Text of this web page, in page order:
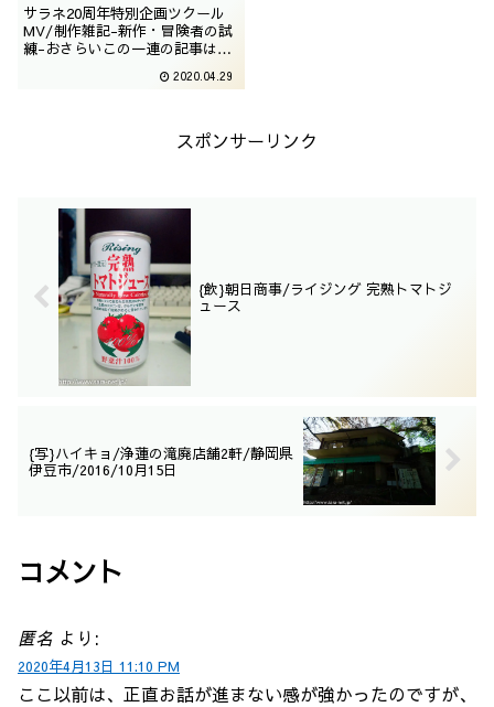
サラネ20周年特別企画ツクール
MV/制作雑記-新作・冒険者の試
練-おさらいこの一連の記事は
一通りプレイした事を前提にして
プレイされるという奇特な方は以
下の記事をご参照上、プレイして
2020.04.29
スポンサーリンク
{飲}朝日商事/ライジング 完熟トマトジ
ュース
{写}ハイキョ/浄蓮の滝廃店舗2軒/静岡県
伊豆市/2016/10月15日
コメント
匿名 より:
2020年4月13日 11:10 PM
ここ以前は、正直お話が進まない感が強かったのですが、